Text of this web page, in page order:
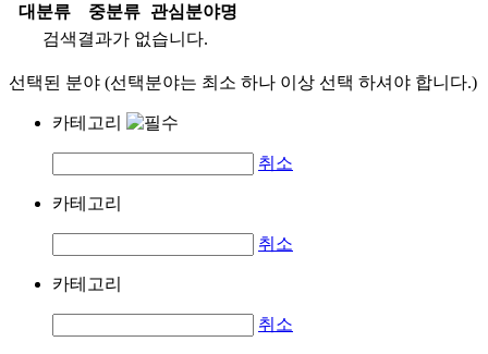
대분류
중분류
관심분야명
검색결과가 없습니다.
선택된 분야 (선택분야는 최소 하나 이상 선택 하셔야 합니다.)
카테고리
취소
카테고리
취소
카테고리
취소